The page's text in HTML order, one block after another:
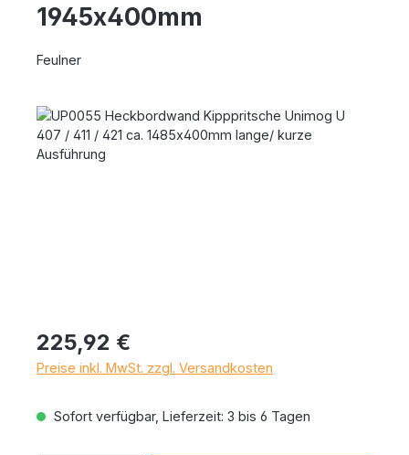
1945x400mm
Feulner
Bildergalerie überspringen
Regulärer Preis:
225,92 €
Preise inkl. MwSt. zzgl. Versandkosten
Sofort verfügbar, Lieferzeit: 3 bis 6 Tagen